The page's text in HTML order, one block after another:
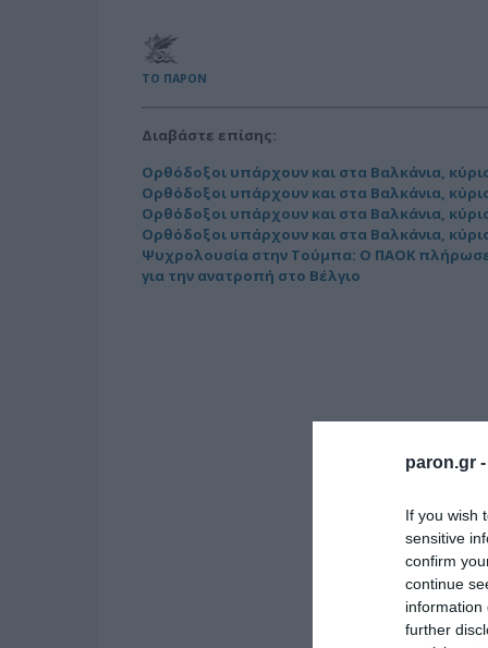
paron.gr -
If you wish
sensitive
confirm
continue
information
further
ΤΟ ΠΑΡΟΝ
Διαβάστε επίσης:
Ορθόδοξοι υπάρχουν και στα Βαλκάνια,
Ορθόδοξοι υπάρχουν και στα Βαλκάνια,
Ορθόδοξοι υπάρχουν και στα Βαλκάνια,
Ορθόδοξοι υπάρχουν και στα Βαλκάνια,
Ψυχρολουσία στην Τούμπα: Ο ΠΑΟΚ
για την ανατροπή στο Βέλγιο